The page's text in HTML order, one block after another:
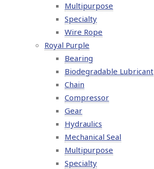
Multipurpose
Specialty
Wire Rope
Royal Purple
Bearing
Biodegradable Lubricant
Chain
Compressor
Gear
Hydraulics
Mechanical Seal
Multipurpose
Specialty